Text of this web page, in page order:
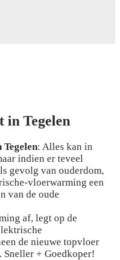
Tegelen
: Alles kan in
indien er teveel
gevolg van ouderdom,
vloerwarming een
van de oude
af, legt op de
de nieuwe topvloer
+ Goedkoper!